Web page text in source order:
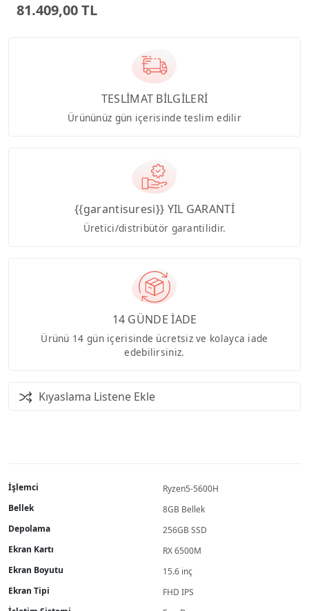
81.409,00 TL
TESLİMAT BİLGİLERİ
Ürününüz gün içerisinde teslim edilir
{{garantisuresi}} YIL GARANTİ
Üretici/distribütör garantilidir.
14 GÜNDE İADE
Ürünü 14 gün içerisinde ücretsiz ve kolayca iade
edebilirsiniz.
Kıyaslama Listene Ekle
İşlemci
Ryzen5-5600H
Bellek
8GB Bellek
Depolama
256GB SSD
Ekran Kartı
RX 6500M
Ekran Boyutu
15.6 inç
Ekran Tipi
FHD IPS